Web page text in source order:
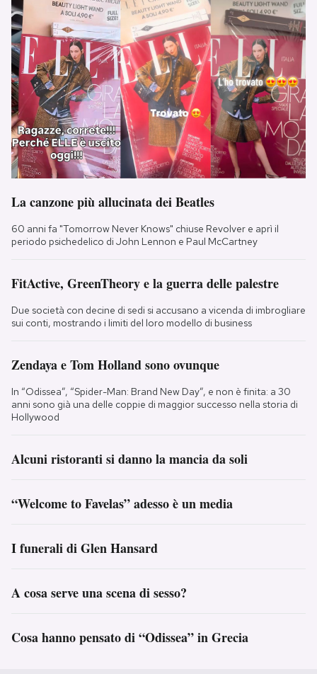
La canzone più allucinata dei Beatles
60 anni fa "Tomorrow Never Knows" chiuse Revolver e aprì il
periodo psichedelico di John Lennon e Paul McCartney
FitActive, GreenTheory e la guerra delle palestre
Due società con decine di sedi si accusano a vicenda di imbrogliare
sui conti, mostrando i limiti del loro modello di business
Zendaya e Tom Holland sono ovunque
In “Odissea”, “Spider-Man: Brand New Day”, e non è finita: a 30
anni sono già una delle coppie di maggior successo nella storia di
Hollywood
Alcuni ristoranti si danno la mancia da soli
“Welcome to Favelas” adesso è un media
I funerali di Glen Hansard
A cosa serve una scena di sesso?
Cosa hanno pensato di “Odissea” in Grecia